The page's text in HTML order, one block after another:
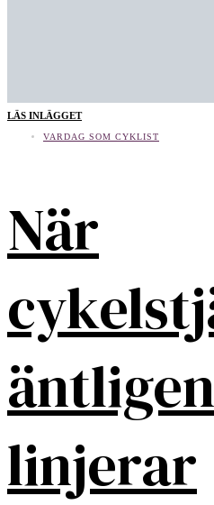
LÄS INLÄGGET
VARDAG SOM CYKLIST
När
äntligen
linjerar